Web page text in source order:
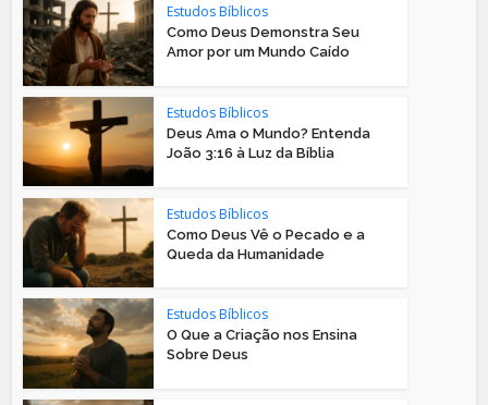
Estudos Bíblicos
Como Deus Demonstra Seu
Amor por um Mundo Caído
Estudos Bíblicos
Deus Ama o Mundo? Entenda
João 3:16 à Luz da Bíblia
Estudos Bíblicos
Como Deus Vê o Pecado e a
Queda da Humanidade
Estudos Bíblicos
O Que a Criação nos Ensina
Sobre Deus